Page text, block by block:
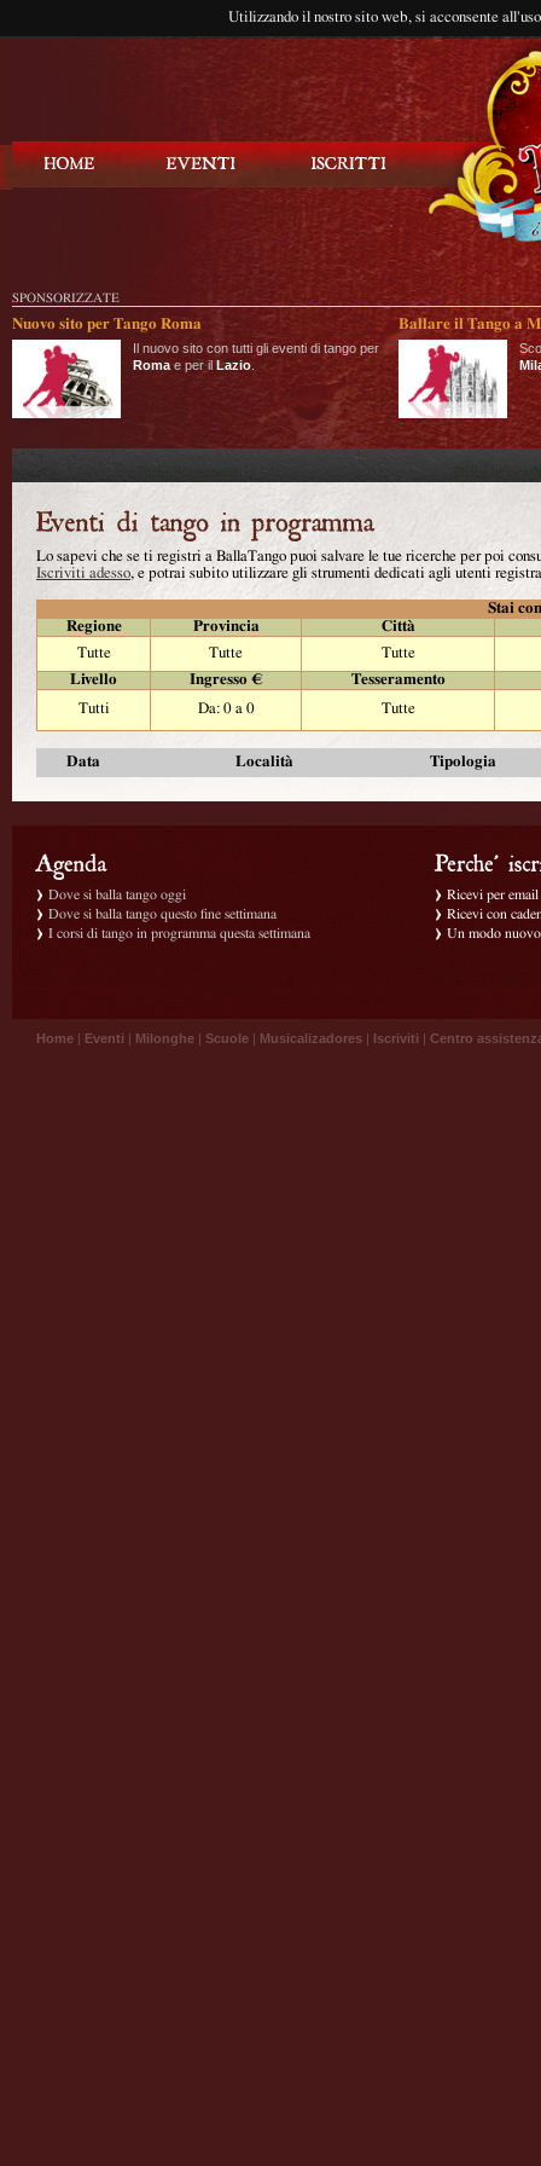
Utilizzando il nostro sito web, si acconsente
SPONSORIZZATE
Nuovo sito per Tango Roma
Il nuovo sito con tutti gli eventi di tango per
Roma e per il Lazio
Ballare il Tango a
Lo sapevi che se ti registri a BallaTango puoi salvare le tue ricerche per poi
Iscriviti adesso, e potrai subito utilizzare gli strumenti dedicati agli utenti
Stai
Regione
Provincia
Città
Tutte
Tutte
Tutte
Livello
Ingresso €
Tesseramento
Tutti
Da: 0 a 0 Tutte
Data Località Tipologia
Dove si balla tango oggi
Dove si balla tango questo fine settimana
I corsi di tango in programma questa settimana
Ricevi per
Ricevi con
Un modo
Home | Eventi | Milonghe | Scuole | Musicalizadores | Iscriviti | Centro